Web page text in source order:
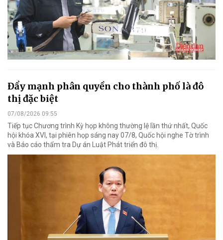
Đẩy mạnh phân quyền cho thành phố là đô
thị đặc biệt
07/08/2026 09:55
Tiếp tục Chương trình Kỳ họp không thường lệ lần thứ nhất, Quốc
hội khóa XVI, tại phiên họp sáng nay 07/8, Quốc hội nghe Tờ trình
và Báo cáo thẩm tra Dự án Luật Phát triển đô thị.